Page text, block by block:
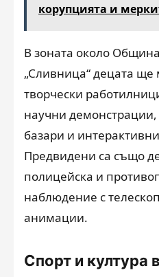
корупцията и
В зоната около
„Сливница“ децата ще
творчески
научни демонстрации,
базари и
Предвидени са също
полицейска и
наблюдение с
анимации.
Спорт и култура